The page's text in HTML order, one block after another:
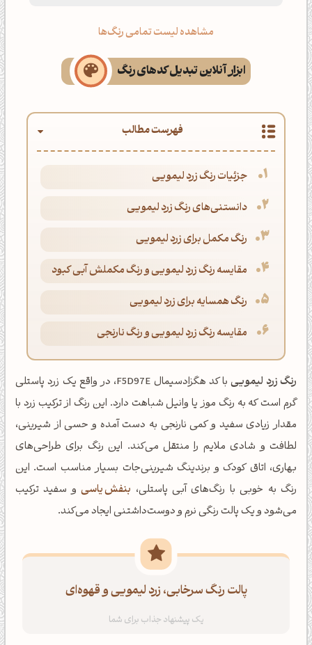
مشاهده لیست تمامی رنگ‌ها
ابزار آنلاین تبدیل کدهای رنگ
فهرست مطالب
جزئیات رنگ زرد لیمویی
دانستنی‌های رنگ زرد لیمویی
رنگ مکمل برای زرد لیمویی
مقایسه رنگ زرد لیمویی و رنگ مکملش آبی کبود
رنگ همسایه برای زرد لیمویی
مقایسه رنگ زرد لیمویی و رنگ نارنجی
رنگ زرد لیمویی
با کد هگزادسیمال F5D97E، در واقع یک زرد پاستلی
گرم است که به رنگ موز یا وانیل شباهت دارد. این رنگ از ترکیب زرد با
مقدار زیادی سفید و کمی نارنجی به دست آمده و حسی از شیرینی،
لطافت و شادی ملایم را منتقل می‌کند. این رنگ برای طراحی‌های
بهاری، اتاق کودک و برندینگ شیرینی‌جات بسیار مناسب است. این
رنگ به خوبی با رنگ‌های آبی پاستلی، بنفش یاسیو سفید ترکیب
می‌شود و یک پالت رنگی نرم و دوست‌داشتنی ایجاد می‌کند.
پالت رنگ سرخابی، زرد لیمویی و قهوه‌ای